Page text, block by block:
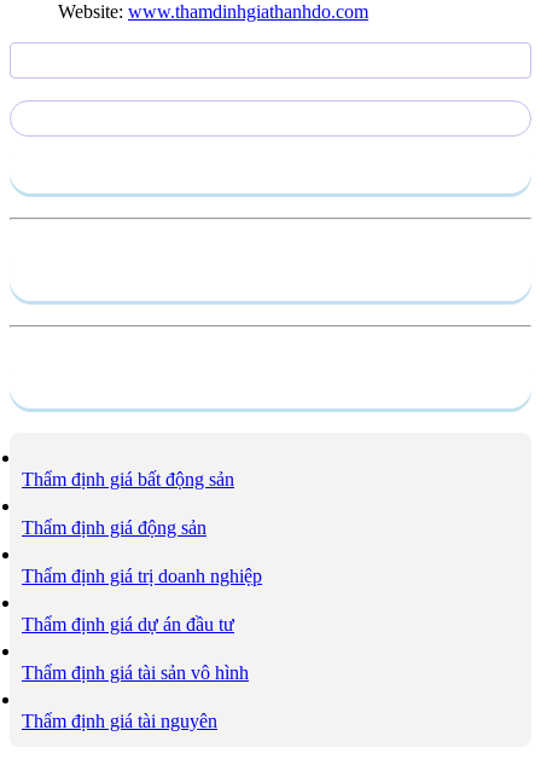
Website: www.thamdinhgiathanhdo.com
Thẩm định giá bất động sản
Thẩm định giá động sản
Thẩm định giá trị doanh nghiệp
Thẩm định giá dự án đầu tư
Thẩm định giá tài sản vô hình
Thẩm định giá tài nguyên